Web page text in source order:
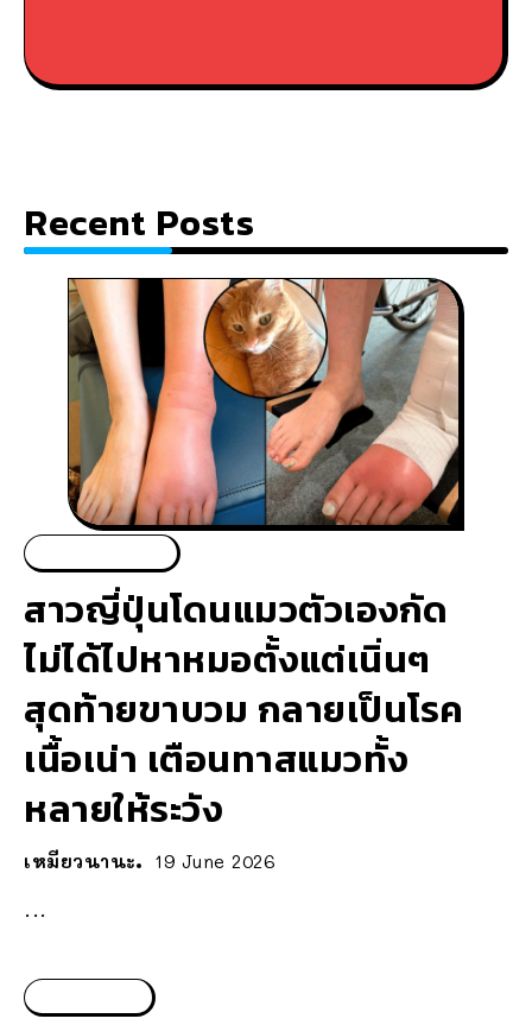
Recent Posts
สาวญี่ปุ่นโดนแมวตัวเองกัด
ไม่ได้ไปหาหมอตั้งแต่เนิ่นๆ
สุดท้ายขาบวม กลายเป็นโรค
เนื้อเน่า เตือนทาสแมวทั้ง
หลายให้ระวัง
เหมียวนานะ 19 June 2026
...